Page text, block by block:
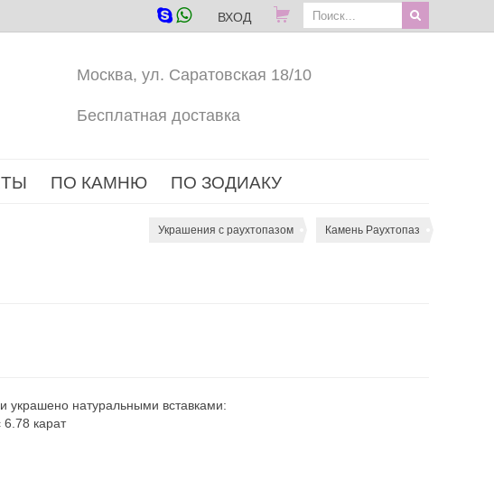
ВХОД
Москва, ул. Саратовская 18/10
Бесплатная доставка
ПО КАМНЮ ПО ЗОДИАКУ
Украшения с раухтопазом Камень Раухтопаз
украшено натуральными вставками:
карат